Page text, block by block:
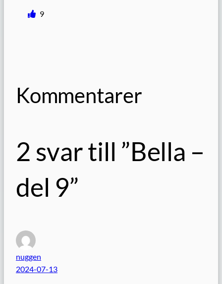
9
Kommentarer
2 svar till ”Bella –
del 9”
nuggen
2024-07-13